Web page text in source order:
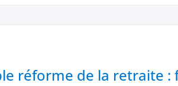
réforme de la retraite